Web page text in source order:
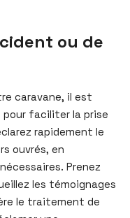
ou de
caravane, il est
faciliter la prise
rapidement le
ouvrés, en
Prenez
les témoignages
le traitement de